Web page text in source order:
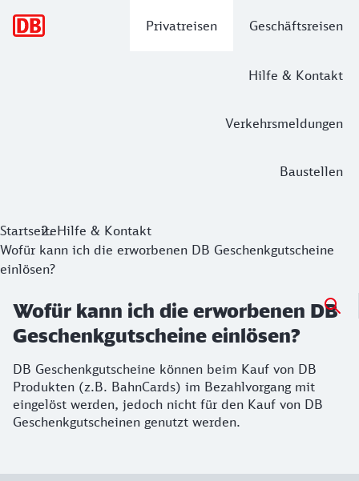
Privatreisen Geschäftsreisen
Hilfe & Kontakt
Verkehrsmeldungen
Baustellen
StartseiteHilfe & Kontakt
Wofür kann ich die erworbenen DB Geschenkgutscheine
einlösen?
Wofür kann ich die erworbenen DB
Geschenkgutscheine einlösen?
DB Geschenkgutscheine können beim Kauf von DB
Produkten (z.B. BahnCards) im Bezahlvorgang mit
eingelöst werden, jedoch nicht für den Kauf von DB
Geschenkgutscheinen genutzt werden.